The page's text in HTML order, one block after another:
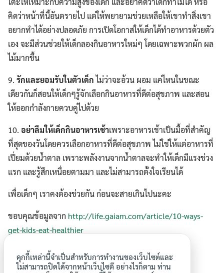
คิดว่าหน้าที่นี้อันตรายไป แต่ให้พยายามช่วยเหลือให้เขาทำสิ่งเขา
อยากทำได้อย่างปลอดภัย การเปิดโอกาสให้เด็กได้ทำอาหารด้วยตัว
เอง จะมีส่วนช่วยให้เด็กลองกินอาหารใหม่ๆ โดยเฉพาะพวกผัก ผล
ไม้มากขึ้น
9. รักและยอมรับในตัวเด็กไม่ว่าจะอ้วน ผอม แค่ไหนในขณะ
เดียวกันก็สอนให้เด็กๆรู้จักเลือกกินอาหารที่ดีต่อสุขภาพ และสอน
ให้ออกกำลังกายควบคู่ไปด้วย
10. อย่าลืมให้เด็กกินอาหารเช้าเพราะอาหารเช้าเป็นมื้อที่สำคัญ
ที่สุดของวันโดยควรเลือกอาหารที่ดีต่อสุขภาพ ไม่ใช่ให้แต่อาหารที่
เปี่ยมด้วยน้ำตาล เพราะพลังงานจากน้ำตาลจะทำให้เด็กมีแรงช่วง
แรก และรู้สึกเหนื่อยตามมา และไม่สามารถตั้งใจเรียนได้
เพื่อเด็กๆ เราคงต้องช่วยกัน ก่อนจะสายเกินไปนะคะ
ขอบคุณข้อมูลจาก http://life.gaiam.com/article/10-ways-
get-kids-eat-healthier
ขอบคุณรูปภาพจากบ้านเรียนรู้ใส่ใจ ค่ะ
คุกกี้เหล่านี้จำเป็นสำหรับการทำงานของเว็บไซต์และ
ไม่สามารถปิดได้จากหน้าเว็บไซต๊ อย่างไรก็ตาม ท่าน